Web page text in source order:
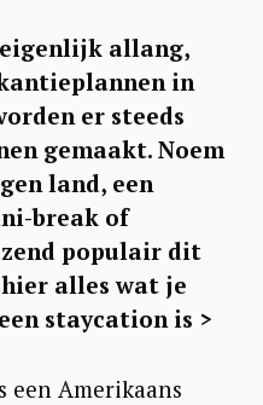
allang,
in
er steeds
gemaakt. Noem
land, een
break of
populair dit
alles wat je
staycation is >
een Amerikaans